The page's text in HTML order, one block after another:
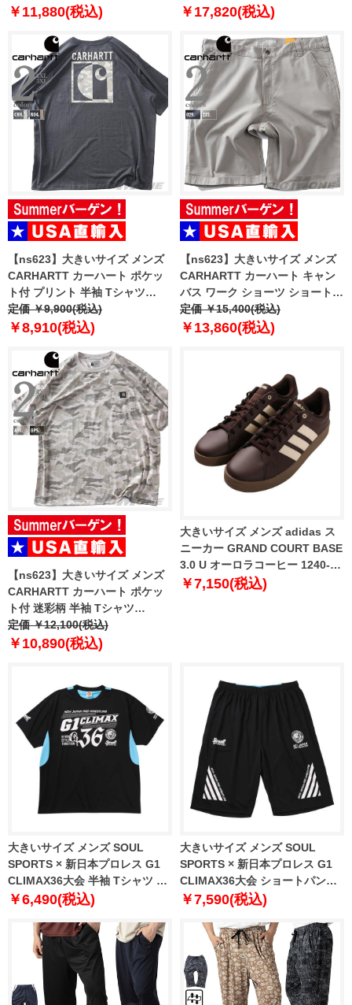
GRAPHIC TEE USA直輸入
￥11,880(税込)
SLEEVE PLAID SHIRT USA直輸
￥17,820(税込)
【ns623】大きいサイズ メンズ
CARHARTT カーハート ポケッ
ト付 プリント 半袖 Tシャツ
IRVINE RELAXED BLOCK
CAMO T-SHIRT USA直輸入
定価 ￥9,900(税込)
￥8,910(税込)
【ns623】大きいサイズ メンズ
CARHARTT カーハート キャン
バス ワーク ショーツ ショートパ
ンツ ハーフパンツ CANVAS
UTILITY WORK SHORT USA直
定価 ￥15,400(税込)
￥13,860(税込)
【ns623】大きいサイズ メンズ
CARHARTT カーハート ポケッ
ト付 迷彩柄 半袖 Tシャツ
IRVINE RELAXED CAMO T-
SHIRT USA直輸入 107298
定価 ￥12,100(税込)
￥10,890(税込)
大きいサイズ メンズ adidas ス
ニーカー GRAND COURT BASE
3.0 U オーロラコーヒー 1240-
6367-1 29 30 31
￥7,150(税込)
大きいサイズ メンズ SOUL
SPORTS × 新日本プロレス G1
CLIMAX36大会 半袖 Tシャツ ブ
ラック 1278-6222-1 3L 4L 5L
￥6,490(税込)
大きいサイズ メンズ SOUL
SPORTS × 新日本プロレス G1
CLIMAX36大会 ショートパンツ
ブラック 1274-6242-1 3L 4L 5L
￥7,590(税込)